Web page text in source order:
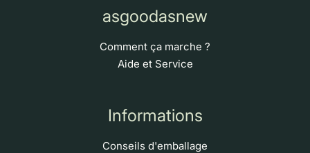
asgoodasnew
Comment ça marche ?
Aide et Service
Informations
Conseils d'emballage